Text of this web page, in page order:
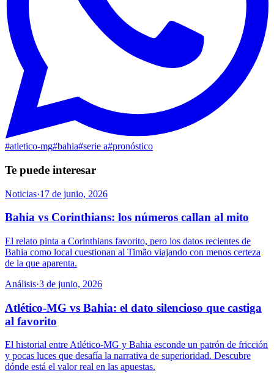
#atletico-mg#bahia#serie a#pronóstico
Te puede interesar
Noticias·17 de junio, 2026
Bahia vs Corinthians: los números callan al mito
El relato pinta a Corinthians favorito, pero los datos recientes de
Bahia como local cuestionan al Timão viajando con menos certeza
de la que aparenta.
Análisis·3 de junio, 2026
Atlético-MG vs Bahia: el dato silencioso que castiga
al favorito
El historial entre Atlético-MG y Bahia esconde un patrón de fricción
y pocas luces que desafía la narrativa de superioridad. Descubre
dónde está el valor real en las apuestas.